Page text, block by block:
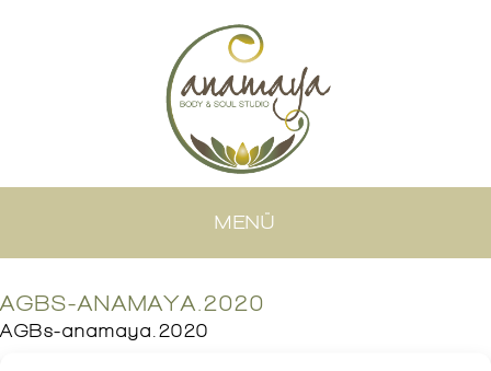
MENÜ
AGBS-ANAMAYA.2020
AGBs-anamaya.2020